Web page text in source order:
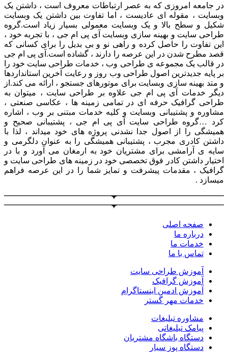
در جامعه امروزی که به عصر ارتباطات معروف است ، داشتن یک
وبسایت ، مقوله ای عادیست ، اما تفاوت بین داشتن یک وبسایت
شکیل و سطح بالا و یک وبسایت معمولی بسیار زیاد است.گروه
طراحی سایت و بهینه سازی وبسایت آی پی ام جی ، با تجربه خود ،
این تفاوت را حاصل کرده و راهی نو و بی بدیل را برای کسانی که
قصد مطرح شدن در این عرصه را دارند ، گشاده است.آی پی ام جی
در قالب یک مجموعه ی طراحی وب ، خدمات طراحی سایت خود را
بر پایه جدیدترین اصول طراحی وب روز و رعایت آخرین استانداردها
و متد بهینه سازی وبسایت برای موتورهای جستجو ، ارائه می کند.از
دیگر خدمات آی پی ام جی علاوه بر طراحی سایت ، میتوان به
طراحی گرافیک حرفه ای در تمامی زمینه ها ، عکاسی صنعتی ،
مشاوره و پشتیبانی وبسایت و کلیه خدمات مبتنی بر وب ، اشاره
کرد …گروه طراحی سایت آی پی ام جی ، پشتیبانی صحیح و
همیشگی را از اصول جدا نشدنی پروژه های خود میداند ، لذا با
داشتن کادری مجرب ، پشتیبانی همیشگی را به عنوان دلگرمی و
سایه ی آرامشی برای مشتریان خود به ارمغان می آورد و با در
اختیار داشتن کادر فوق تخصصی خود در زمینه های طراحی سایت و
گرافیک ، مقدمات پیشرفت و تمایز شما را در این عرصه فراهم
میسازد .
صفحه اصلی
درباره ما
خدمات ما
تماس با ما
آموزش طراحی سایت
آموزش گرافیک
آموزش ادمین اینستاگرام
خدمات مهر گستر
مشاوره تبلیغات
پیامک تبلیغاتی
دستگاه باشگاه مشتریان
دستگاه پوز سیار